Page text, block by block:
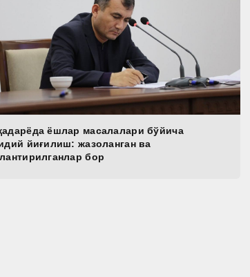
ёшлар масалалари бўйича
йиғилиш: жазоланган ва
бор